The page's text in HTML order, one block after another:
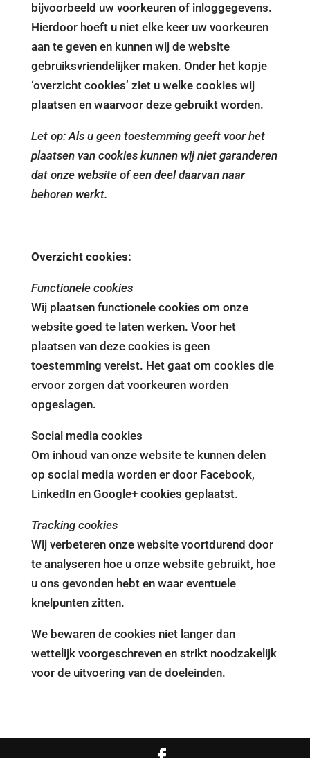
bijvoorbeeld uw voorkeuren of inloggegevens.
Hierdoor hoeft u niet elke keer uw voorkeuren
aan te geven en kunnen wij de website
gebruiksvriendelijker maken. Onder het kopje
‘overzicht cookies’ ziet u welke cookies wij
plaatsen en waarvoor deze gebruikt worden.
Let op: Als u geen toestemming geeft voor het
plaatsen van cookies kunnen wij niet garanderen
dat onze website of een deel daarvan naar
behoren werkt.
Overzicht cookies:
Functionele cookies
Wij plaatsen functionele cookies om onze
website goed te laten werken. Voor het
plaatsen van deze cookies is geen
toestemming vereist. Het gaat om cookies die
ervoor zorgen dat voorkeuren worden
opgeslagen.
Social media cookies
Om inhoud van onze website te kunnen delen
op social media worden er door Facebook,
LinkedIn en Google+ cookies geplaatst.
Tracking cookies
Wij verbeteren onze website voortdurend door
te analyseren hoe u onze website gebruikt, hoe
u ons gevonden hebt en waar eventuele
knelpunten zitten.
We bewaren de cookies niet langer dan
wettelijk voorgeschreven en strikt noodzakelijk
voor de uitvoering van de doeleinden.